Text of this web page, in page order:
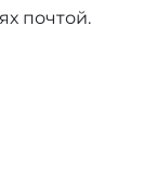
почтой.